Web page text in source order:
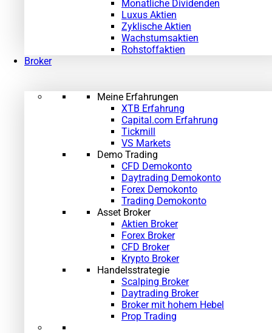
Monatliche Dividenden
Luxus Aktien
Zyklische Aktien
Wachstumsaktien
Rohstoffaktien
Broker
Meine Erfahrungen
XTB Erfahrung
Capital.com Erfahrung
Tickmill
VS Markets
Demo Trading
CFD Demokonto
Daytrading Demokonto
Forex Demokonto
Trading Demokonto
Asset Broker
Aktien Broker
Forex Broker
CFD Broker
Krypto Broker
Handelsstrategie
Scalping Broker
Daytrading Broker
Broker mit hohem Hebel
Prop Trading